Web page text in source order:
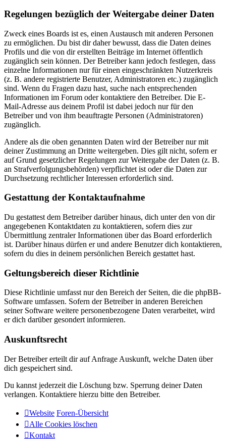
Regelungen bezüglich der Weitergabe deiner Daten
Zweck eines Boards ist es, einen Austausch mit anderen Personen
zu ermöglichen. Du bist dir daher bewusst, dass die Daten deines
Profils und die von dir erstellten Beiträge im Internet öffentlich
zugänglich sein können. Der Betreiber kann jedoch festlegen, dass
einzelne Informationen nur für einen eingeschränkten Nutzerkreis
(z. B. andere registrierte Benutzer, Administratoren etc.) zugänglich
sind. Wenn du Fragen dazu hast, suche nach entsprechenden
Informationen im Forum oder kontaktiere den Betreiber. Die E-
Mail-Adresse aus deinem Profil ist dabei jedoch nur für den
Betreiber und von ihm beauftragte Personen (Administratoren)
zugänglich.
Andere als die oben genannten Daten wird der Betreiber nur mit
deiner Zustimmung an Dritte weitergeben. Dies gilt nicht, sofern er
auf Grund gesetzlicher Regelungen zur Weitergabe der Daten (z. B.
an Strafverfolgungsbehörden) verpflichtet ist oder die Daten zur
Durchsetzung rechtlicher Interessen erforderlich sind.
Gestattung der Kontaktaufnahme
Du gestattest dem Betreiber darüber hinaus, dich unter den von dir
angegebenen Kontaktdaten zu kontaktieren, sofern dies zur
Übermittlung zentraler Informationen über das Board erforderlich
ist. Darüber hinaus dürfen er und andere Benutzer dich kontaktieren,
sofern du dies in deinem persönlichen Bereich gestattet hast.
Geltungsbereich dieser Richtlinie
Diese Richtlinie umfasst nur den Bereich der Seiten, die die phpBB-
Software umfassen. Sofern der Betreiber in anderen Bereichen
seiner Software weitere personenbezogene Daten verarbeitet, wird
er dich darüber gesondert informieren.
Auskunftsrecht
Der Betreiber erteilt dir auf Anfrage Auskunft, welche Daten über
dich gespeichert sind.
Du kannst jederzeit die Löschung bzw. Sperrung deiner Daten
verlangen. Kontaktiere hierzu bitte den Betreiber.
Website Foren-Übersicht
Alle Cookies löschen
Kontakt